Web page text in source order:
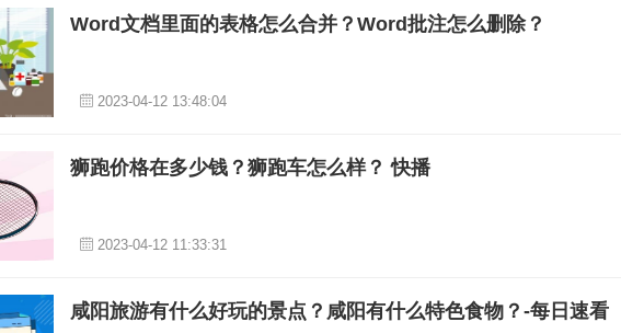
Word文档里面的表格怎么合并？Word批注怎么删除？
2023-04-12 13:48:04
狮跑价格在多少钱？狮跑车怎么样？ 快播
2023-04-12 11:33:31
咸阳旅游有什么好玩的景点？咸阳有什么特色食物？-每日速看